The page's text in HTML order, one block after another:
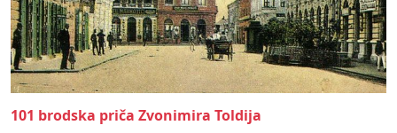
101 brodska priča Zvonimira Toldija